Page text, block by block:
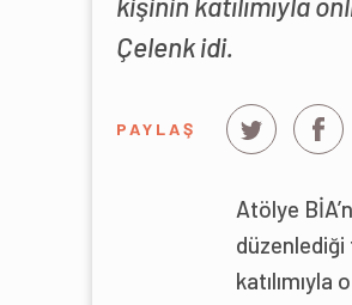
Çelenk idi.
PAYLAŞ
Atölye
düzenlediği